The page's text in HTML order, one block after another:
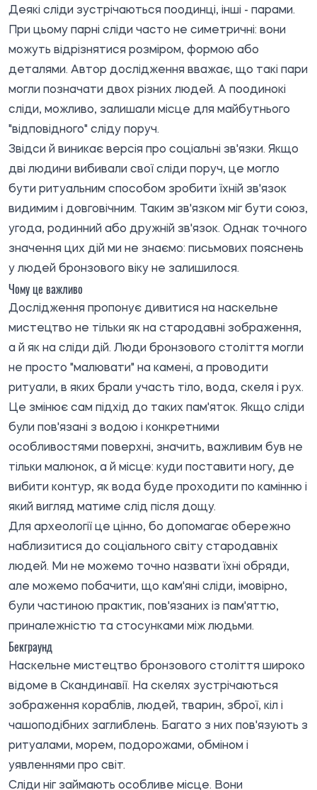
Деякі сліди зустрічаються поодинці, інші - парами.
При цьому парні сліди часто не симетричні: вони
можуть відрізнятися розміром, формою або
деталями. Автор дослідження вважає, що такі пари
могли позначати двох різних людей. А поодинокі
сліди, можливо, залишали місце для майбутнього
"відповідного" сліду поруч.
Звідси й виникає версія про соціальні зв'язки. Якщо
дві людини вибивали свої сліди поруч, це могло
бути ритуальним способом зробити їхній зв'язок
видимим і довговічним. Таким зв'язком міг бути союз,
угода, родинний або дружній зв'язок. Однак точного
значення цих дій ми не знаємо: письмових пояснень
у людей бронзового віку не залишилося.
Чому це важливо
Дослідження пропонує дивитися на наскельне
мистецтво не тільки як на стародавні зображення,
а й як на сліди дій. Люди бронзового століття могли
не просто "малювати" на камені, а проводити
ритуали, в яких брали участь тіло, вода, скеля і рух.
Це змінює сам підхід до таких пам'яток. Якщо сліди
були пов'язані з водою і конкретними
особливостями поверхні, значить, важливим був не
тільки малюнок, а й місце: куди поставити ногу, де
вибити контур, як вода буде проходити по камінню і
який вигляд матиме слід після дощу.
Для археології це цінно, бо допомагає обережно
наблизитися до соціального світу стародавніх
людей. Ми не можемо точно назвати їхні обряди,
але можемо побачити, що кам'яні сліди, імовірно,
були частиною практик, пов'язаних із пам'яттю,
приналежністю та стосунками між людьми.
Бекграунд
Наскельне мистецтво бронзового століття широко
відоме в Скандинавії. На скелях зустрічаються
зображення кораблів, людей, тварин, зброї, кіл і
чашоподібних заглиблень. Багато з них пов'язують з
ритуалами, морем, подорожами, обміном і
уявленнями про світ.
Сліди ніг займають особливе місце. Вони